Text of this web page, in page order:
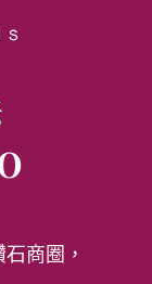
商圈，